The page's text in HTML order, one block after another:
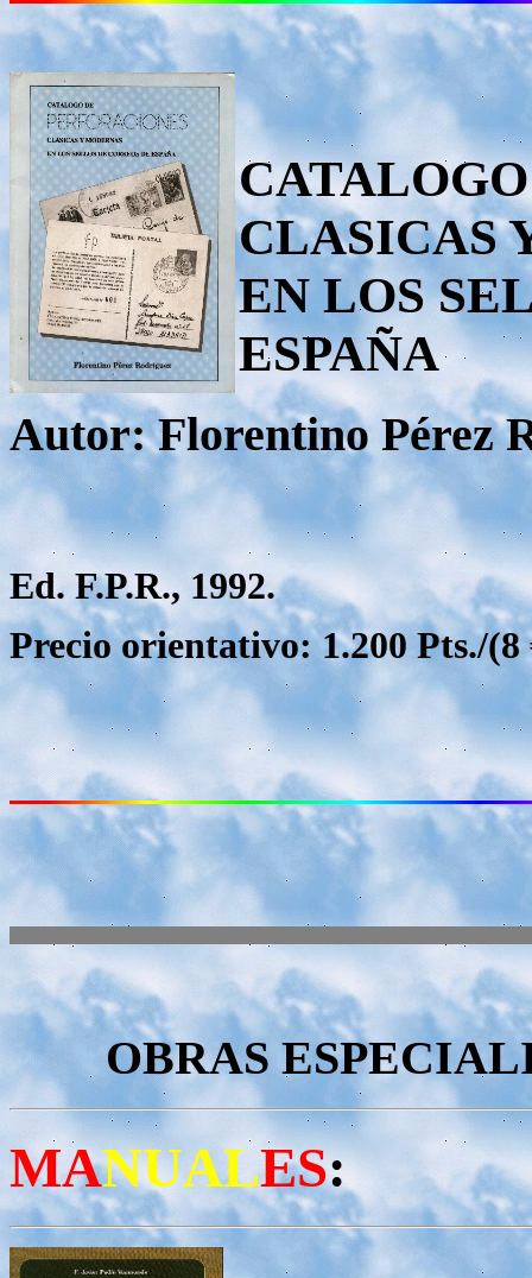
CLASICAS
EN LOS
ESPAÑA
Autor: Florentino Pérez
Ed. F.P.R., 1992.
Precio orientativo: 1.200 Pts./(8
OBRAS
MANUALES: